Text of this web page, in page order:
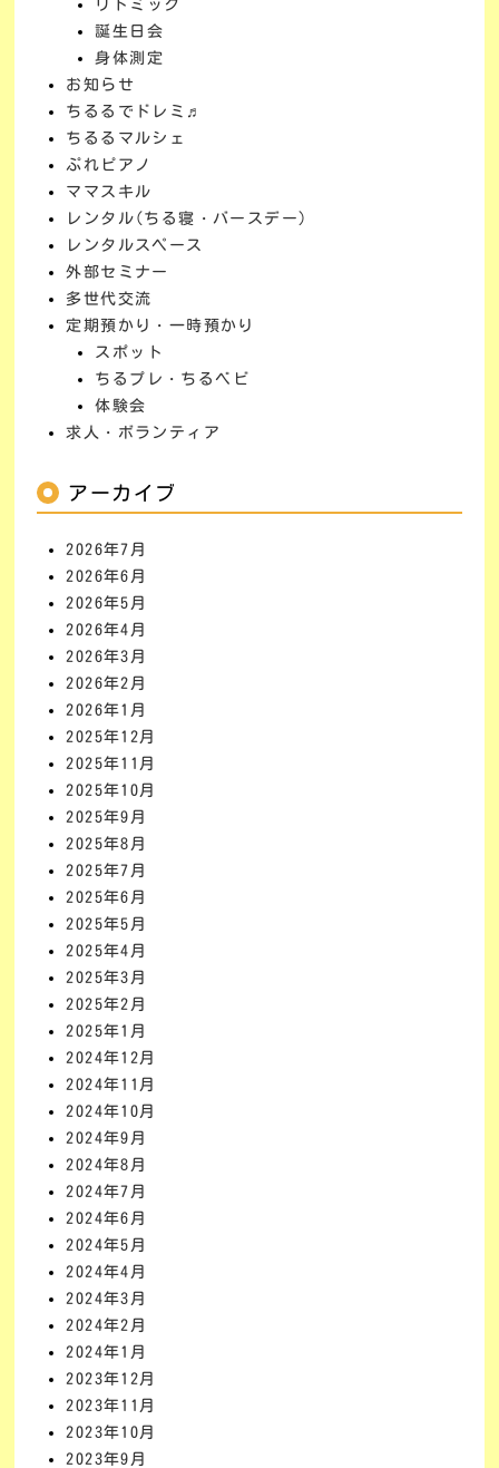
リトミック
誕生日会
身体測定
お知らせ
ちるるでドレミ♬
ちるるマルシェ
ぷれピアノ
ママスキル
レンタル(ちる寝・バースデー)
レンタルスペース
外部セミナー
多世代交流
定期預かり・一時預かり
スポット
ちるプレ・ちるベビ
体験会
求人・ボランティア
アーカイブ
2026年7月
2026年6月
2026年5月
2026年4月
2026年3月
2026年2月
2026年1月
2025年12月
2025年11月
2025年10月
2025年9月
2025年8月
2025年7月
2025年6月
2025年5月
2025年4月
2025年3月
2025年2月
2025年1月
2024年12月
2024年11月
2024年10月
2024年9月
2024年8月
2024年7月
2024年6月
2024年5月
2024年4月
2024年3月
2024年2月
2024年1月
2023年12月
2023年11月
2023年10月
2023年9月